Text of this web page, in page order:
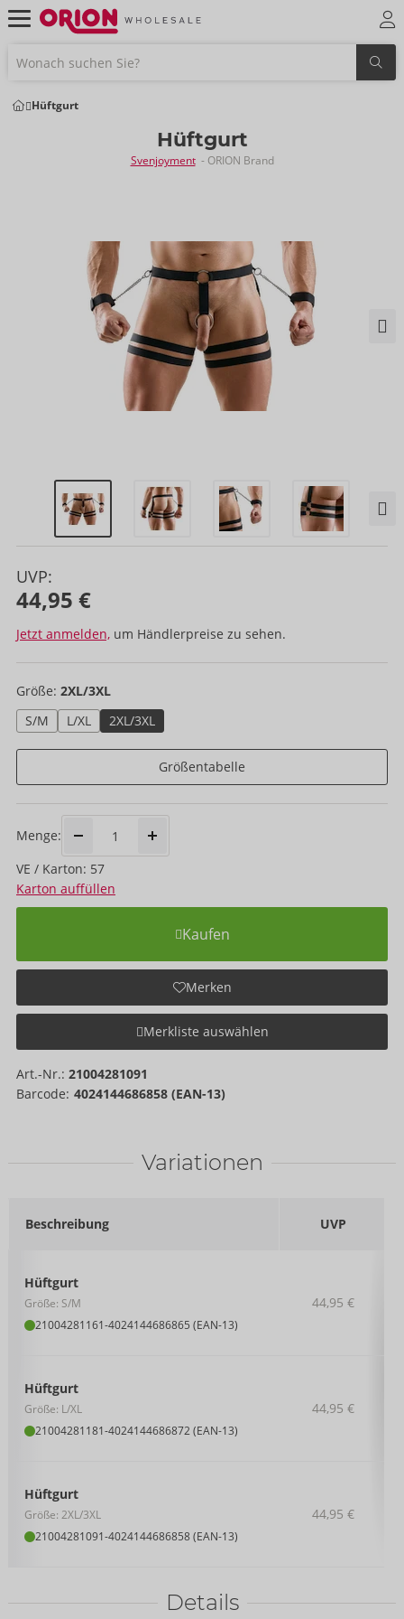
Hüftgurt
Hüftgurt
Svenjoyment - ORION Brand
UVP:
44,95 €
Jetzt anmelden, um Händlerpreise zu sehen.
Größe: 2XL/3XL
S/M
L/XL 2XL/3XL
Größentabelle
Menge:
VE / Karton: 57
Karton auffüllen
Kaufen
Merken
Merkliste auswählen
Art.-Nr.: 21004281091
Barcode: 4024144686858 (EAN-13)
Variationen
Beschreibung UVP
Hüftgurt
Größe: S/M
21004281161-4024144686865 (EAN-13)
44,95 €
Hüftgurt
Größe: L/XL
21004281181-4024144686872 (EAN-13)
44,95 €
Hüftgurt
Größe: 2XL/3XL
21004281091-4024144686858 (EAN-13)
44,95 €
Details